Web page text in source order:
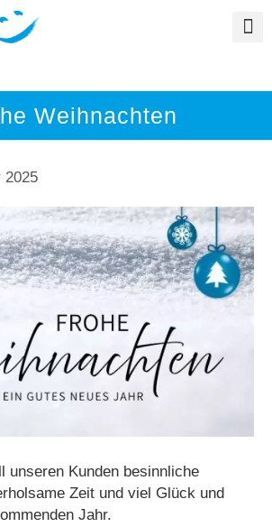
Weihnachten
2025
unseren Kunden besinnliche
Zeit und viel Glück und
Jahr.